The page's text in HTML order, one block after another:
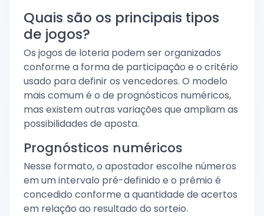
Quais são os principais tipos
de jogos?
Os jogos de loteria podem ser organizados
conforme a forma de participação e o critério
usado para definir os vencedores. O modelo
mais comum é o de prognósticos numéricos,
mas existem outras variações que ampliam as
possibilidades de aposta.
Prognósticos numéricos
Nesse formato, o apostador escolhe números
em um intervalo pré-definido e o prêmio é
concedido conforme a quantidade de acertos
em relação ao resultado do sorteio.